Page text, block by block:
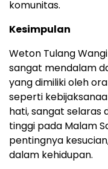
komunitas.
Kesimpulan
Weton Tulang
sangat mendalam
yang dimiliki oleh
seperti
hati, sangat selaras
tinggi pada Malam
pentingnya
dalam kehidupan.